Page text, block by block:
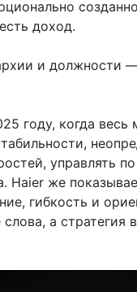
доход.
и должности
году, когда
управлять
Haier же
гибкость и
а стратегия